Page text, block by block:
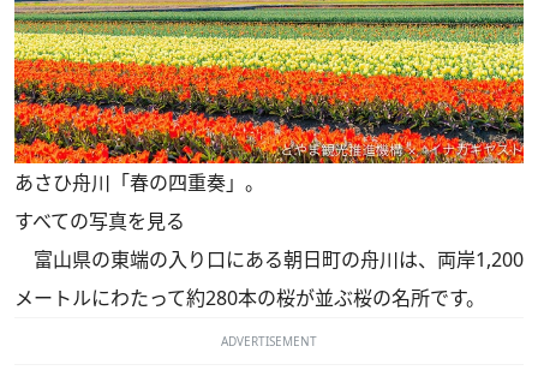
あさひ舟川「春の四重奏」。
すべての写真を見る
富山県の東端の入り口にある朝日町の舟川は、両岸1,200
メートルにわたって約280本の桜が並ぶ桜の名所です。
ADVERTISEMENT